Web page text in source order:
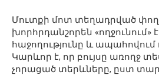
Մուտքի մոտ տեղադրված
խորհրդանշորեն
հաջողությունը և
Կարևոր է, որ բույսը առողջ
չորացած տերևները, ըստ